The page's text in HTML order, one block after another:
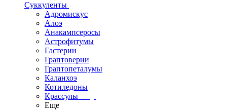
Суккуленты
Адромискус
Алоэ
Анакампсеросы
Астрофитумы
Гастерии
Граптоверии
Граптопеталумы
Каланхоэ
Котиледоны
Крассулы
Еще